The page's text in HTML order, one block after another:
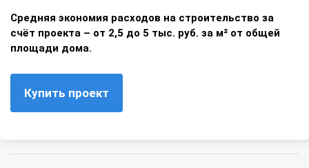
Средняя экономия расходов на строительство за
счёт проекта – от 2,5 до 5 тыс. руб. за м² от общей
площади дома.
Купить проект